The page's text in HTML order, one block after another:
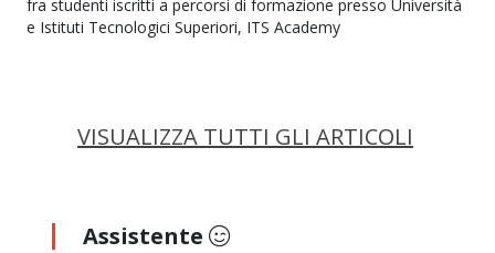
fra studenti iscritti a percorsi di formazione presso Università
e Istituti Tecnologici Superiori, ITS Academy
VISUALIZZA TUTTI GLI ARTICOLI
Assistente